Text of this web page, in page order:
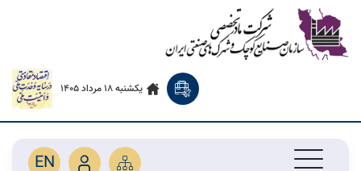
یکشنبه 18 مرداد 1405
EN